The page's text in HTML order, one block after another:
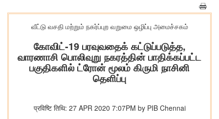
வீட்டு வசதி மற்றும் நகர்ப்புற வறுமை ஒழிப்பு அமைச்சகம்
கோவிட்-19 பரவுவதைக் கட்டுப்படுத்த,
வாரணாசி பொலிவுறு நகரத்தின் பாதிக்கப்பட்ட
பகுதிகளில் ட்ரோன் மூலம் கிருமி நாசினி
தெளிப்பு
प्रविष्टि तिथि: 27 APR 2020 7:07PM by PIB Chennai